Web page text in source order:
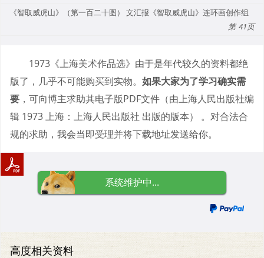
《智取威虎山》（第一百二十图） 文汇报《智取威虎山》连环画创作组
41
1973《上海美术作品选》由于是年代较久的资料都绝
版了，几乎不可能购买到实物。 如果大家为了学习确实需
要 ，可向博主求助其电子版PDF文件（由上海人民出版社编
辑 1973 上海：上海人民出版社 出版的版本） 。对合法合
规的求助，我会当即受理并将下载地址发送给你。
系统维护中...
高度相关资料